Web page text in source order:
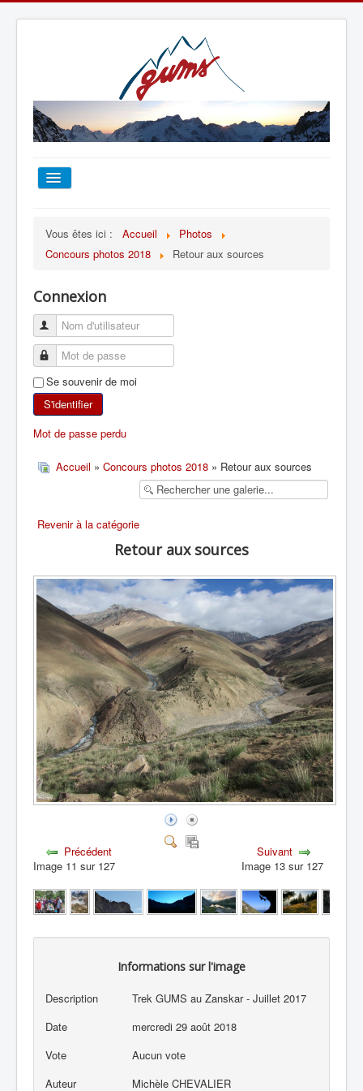
TOUT SUR LE GUMS
ESCALADE
ALPINISME
SKI DE RANDONNÉE
RANDONNÉE SPORTIVE
Vous êtes ici : Accueil
Photos
Concours photos 2018
Retour aux sources
Connexion
Se souvenir de moi
S'identifier
Mot de passe perdu
Accueil » Concours photos 2018 » Retour aux sources
Revenir à la catégorie
Retour aux sources
Précédent
Image 11 sur 127
Suivant
Image 13 sur 127
Informations sur l'image
Description
Trek GUMS au Zanskar - Juillet 2017
Date
mercredi 29 août 2018
Vote
Aucun vote
Auteur
Michèle CHEVALIER